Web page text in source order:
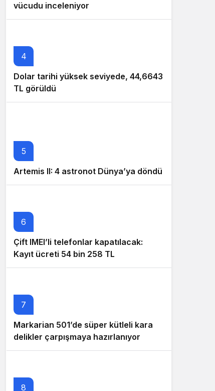
vücudu inceleniyor
4
Dolar tarihi yüksek seviyede, 44,6643
TL görüldü
5
Artemis II: 4 astronot Dünya’ya döndü
6
Çift IMEI’li telefonlar kapatılacak:
Kayıt ücreti 54 bin 258 TL
7
Markarian 501’de süper kütleli kara
delikler çarpışmaya hazırlanıyor
8